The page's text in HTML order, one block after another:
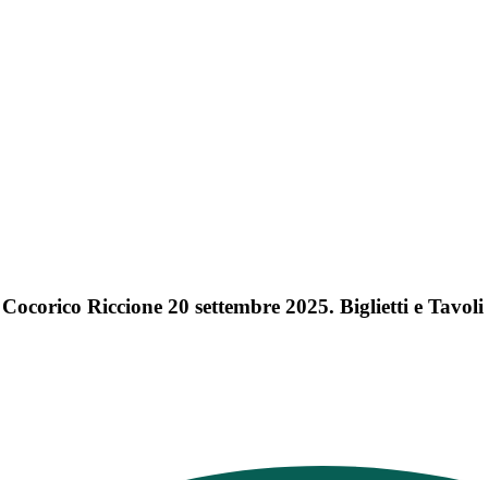
Riccione 20 settembre 2025. Biglietti e Tavoli